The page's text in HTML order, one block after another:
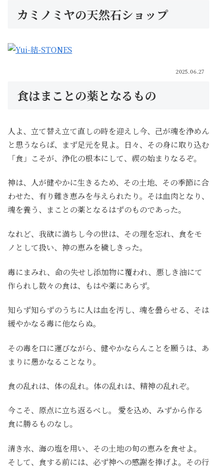
カミノミヤの天然石ショップ
2025.06.27
食はまことの薬となるもの
人よ、立て替え立て直しの時を迎えし今、己が魂を浄めん
と思うならば、まず足元を見よ。日々、その身に取り込む
「食」こそが、浄化の根本にして、禊の始まりなるぞ。
神は、人が健やかに生きるため、その土地、その季節に合
わせた、有り難き恵みを与えられたり。そは血肉となり、
魂を養う、まことの薬となるはずのものであった。
なれど、我欲に満ちし今の世は、その理を忘れ、食をモ
ノとして扱い、神の恵みを穢しきった。
毒にまみれ、命の失せし添加物に覆われ、悪しき油にて
作られし数々の食は、もはや薬にあらず。
知らず知らずのうちに人は血を汚し、魂を曇らせる、そは
緩やかなる毒に他ならぬ。
その毒を口に運びながら、健やかならんことを願うは、あ
まりに愚かなることなり。
食の乱れは、体の乱れ。体の乱れは、精神の乱れぞ。
今こそ、原点に立ち返るべし。 愛を込め、みずから作る
食に勝るものなし。
清き水、海の塩を用い、その土地の旬の恵みを食せよ。
そして、食する前には、必ず神への感謝を捧げよ。その行